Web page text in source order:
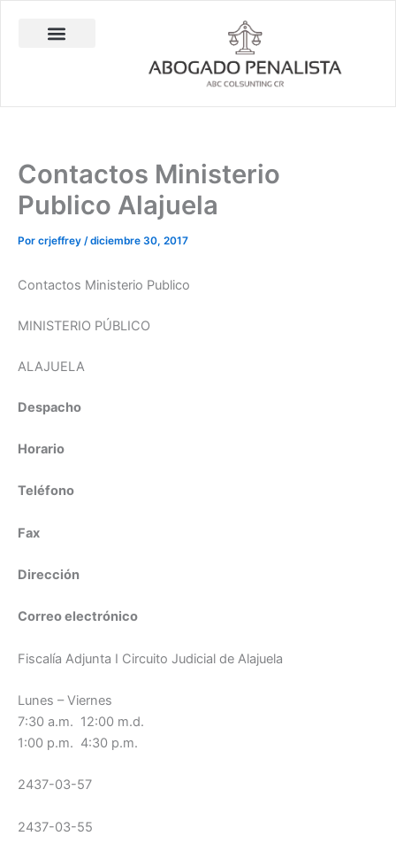
Contactos Ministerio
Publico Alajuela
Por crjeffrey /diciembre 30, 2017
Contactos Ministerio Publico
MINISTERIO PÚBLICO
ALAJUELA
Despacho
Horario
Teléfono
Fax
Dirección
Correo electrónico
Fiscalía Adjunta I Circuito Judicial de Alajuela
Lunes – Viernes
7:30 a.m. 12:00 m.d.
1:00 p.m. 4:30 p.m.
2437-03-57
2437-03-55